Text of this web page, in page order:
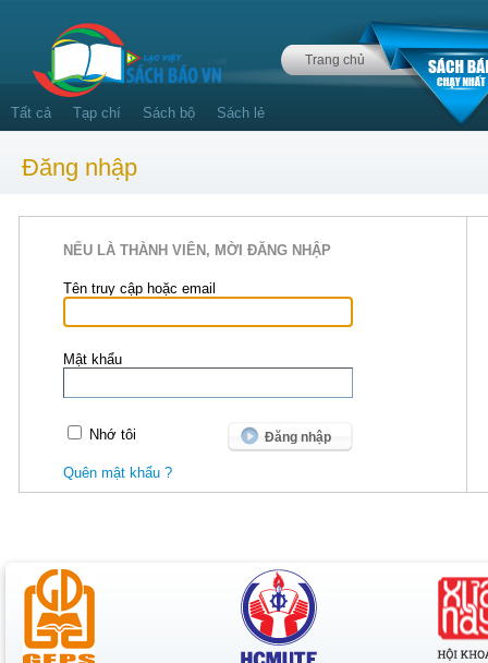
Trang chủ
Tất cả Tạp chí Sách bộ Sách lẻ
Đăng nhập
NẾU LÀ THÀNH VIÊN, MỜI ĐĂNG NHẬP
Tên truy cập hoặc email
Mật khẩu
Nhớ tôi
Quên mật khẩu ?